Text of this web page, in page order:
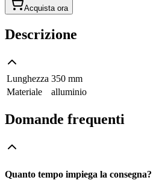
Acquista ora
Descrizione
Lunghezza 350 mm
Materiale
alluminio
Domande frequenti
Quanto tempo impiega la consegna?